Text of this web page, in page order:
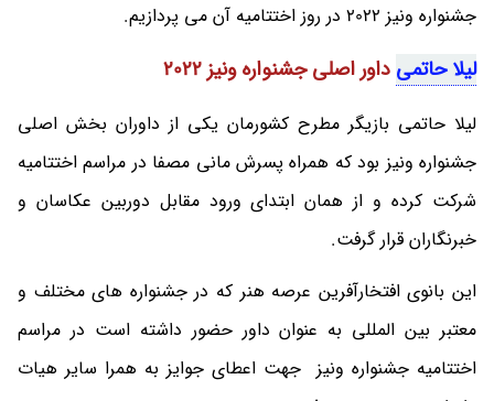
جشنواره ونیز 2022 در روز اختتامیه آن می پردازیم.
لیلا حاتمی داور اصلی جشنواره ونیز 2022
لیلا حاتمی بازیگر مطرح کشورمان یکی از داوران بخش اصلی
جشنواره ونیز بود که همراه پسرش مانی مصفا در مراسم اختتامیه
شرکت کرده و از همان ابتدای ورود مقابل دوربین عکاسان و
خبرنگاران قرار گرفت.
این بانوی افتخارآفرین عرصه هنر که در جشنواره های مختلف و
معتبر بین المللی به عنوان داور حضور داشته است در مراسم
اختتامیه جشنواره ونیز جهت اعطای جوایز به همرا سایر هیات